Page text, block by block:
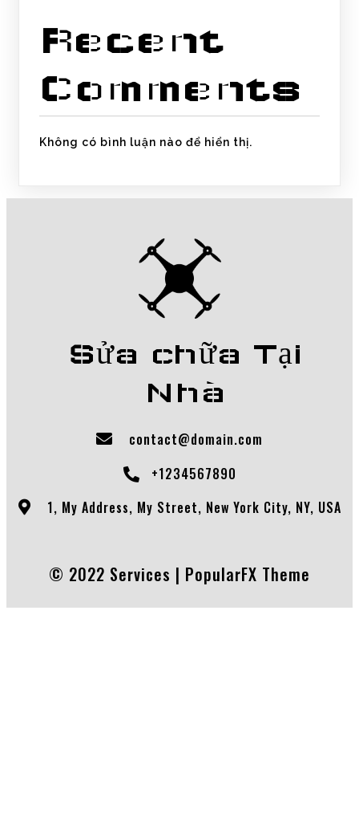
Recent
Comments
Không có bình luận nào để hiển thị.
Sửa chữa Tại
Nhà
contact@domain.com
+1234567890
1, My Address, My Street, New York City, NY, USA
© 2022 Services | PopularFX Theme